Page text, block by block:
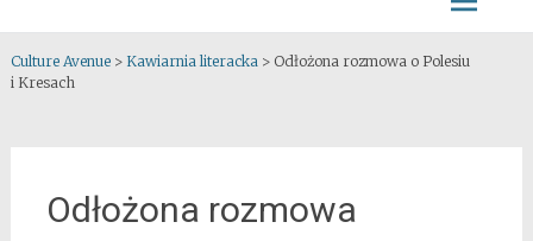
Culture Avenue> Kawiarnia literacka> Odłożona rozmowa o Polesiu
i Kresach
Odłożona rozmowa